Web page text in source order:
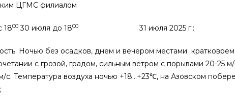
ЦГМС филиалом
1800 30 июля до 1800 31 июля 2025 г.:
Ночью без осадков, днем и вечером местами
с грозой, градом, сильным ветром с порывами 20-25
с. Температура воздуха ночью +18…+23℃, на Азовском